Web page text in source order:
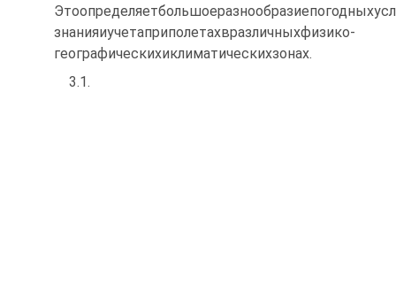
знанияиучетаприполетахвразличныхфизико-
географическихиклиматическихзонах.
3.1.